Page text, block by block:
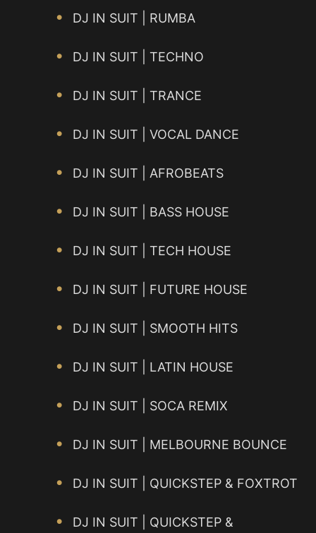
DJ IN SUIT | RUMBA
DJ IN SUIT | TECHNO
DJ IN SUIT | TRANCE
DJ IN SUIT | VOCAL DANCE
DJ IN SUIT | AFROBEATS
DJ IN SUIT | BASS HOUSE
DJ IN SUIT | TECH HOUSE
DJ IN SUIT | FUTURE HOUSE
DJ IN SUIT | SMOOTH HITS
DJ IN SUIT | LATIN HOUSE
DJ IN SUIT | SOCA REMIX
DJ IN SUIT | MELBOURNE BOUNCE
DJ IN SUIT | QUICKSTEP & FOXTROT
DJ IN SUIT | QUICKSTEP &